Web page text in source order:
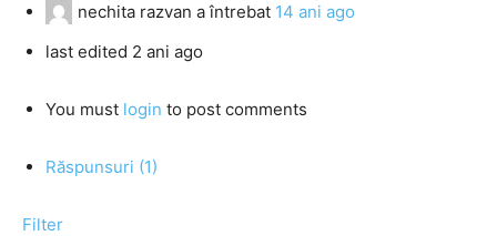
nechita razvan a întrebat 14 ani ago
last edited 2 ani ago
You must login to post comments
Răspunsuri (1)
Filter